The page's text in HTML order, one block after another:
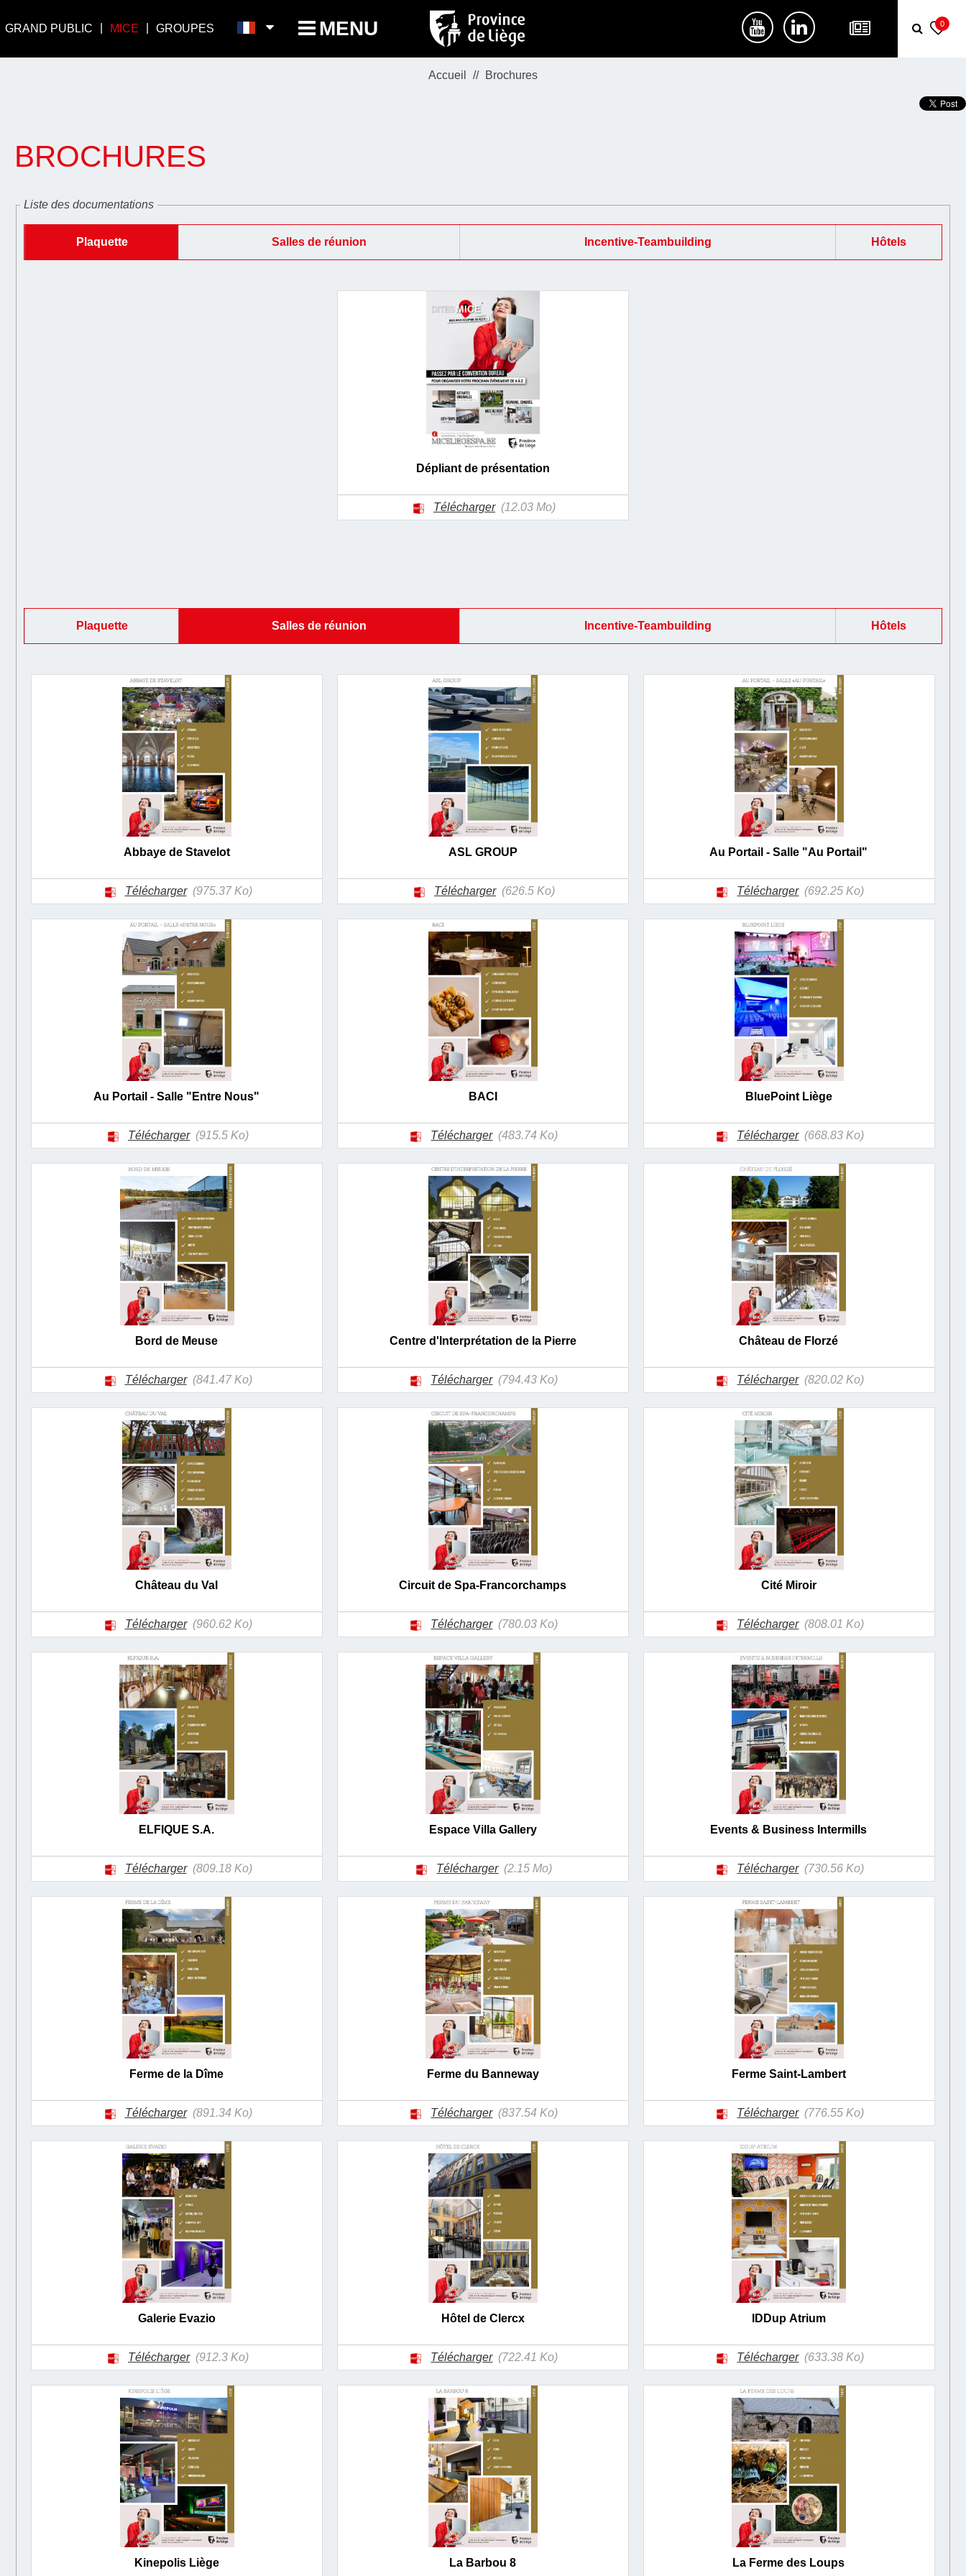
GRAND PUBLIC MICE GROUPES MENU 0
Accueil Brochures
BROCHURES
Liste des documentations
Plaquette Salles de réunion Incentive-Teambuilding Hôtels
Dépliant de présentation
Télécharger (12.03 Mo)
Plaquette Salles de réunion Incentive-Teambuilding Hôtels
Abbaye de Stavelot
Télécharger (975.37 Ko)
ASL GROUP
Télécharger (626.5 Ko)
Au Portail - Salle "Au Portail"
Télécharger (692.25 Ko)
Au Portail - Salle "Entre Nous"
Télécharger (915.5 Ko)
BACI
Télécharger (483.74 Ko)
BluePoint Liège
Télécharger (668.83 Ko)
Bord de Meuse
Télécharger (841.47 Ko)
Centre d'Interprétation de la Pierre
Télécharger (794.43 Ko)
Château de Florzé
Télécharger (820.02 Ko)
Château du Val
Télécharger (960.62 Ko)
Circuit de Spa-Francorchamps
Télécharger (780.03 Ko)
Cité Miroir
Télécharger (808.01 Ko)
ELFIQUE S.A.
Télécharger (809.18 Ko)
Espace Villa Gallery
Télécharger (2.15 Mo)
Events & Business Intermills
Télécharger (730.56 Ko)
Ferme de la Dîme
Télécharger (891.34 Ko)
Ferme du Banneway
Télécharger (837.54 Ko)
Ferme Saint-Lambert
Télécharger (776.55 Ko)
Galerie Evazio
Télécharger (912.3 Ko)
Hôtel de Clercx
Télécharger (722.41 Ko)
IDDup Atrium
Télécharger (633.38 Ko)
Kinepolis Liège La Barbou 8 La Ferme des Loups